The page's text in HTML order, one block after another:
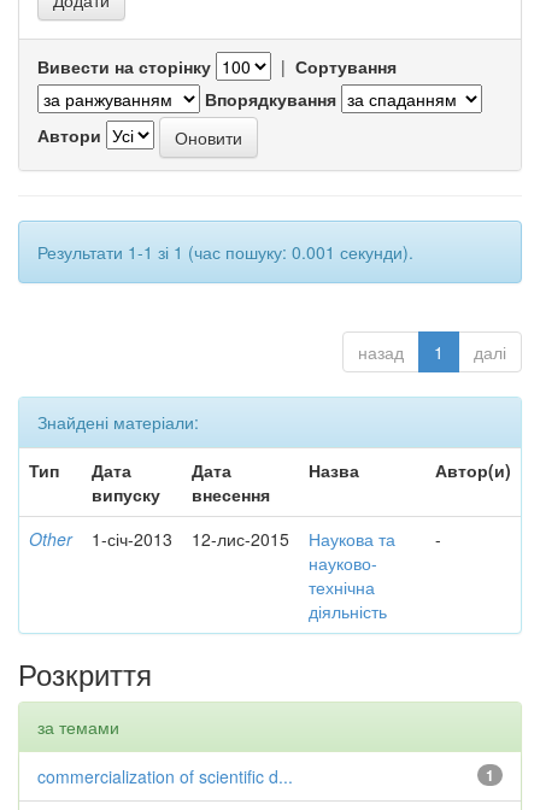
Вивести на сторінку | Сортування
Впорядкування
Автори
Результати 1-1 зі 1 (час пошуку: 0.001 секунди).
назад 1 далі
Знайдені матеріали:
Тип
Дата
випуску
Дата
внесення
Назва Автор(и)
Other 1-січ-2013 12-лис-2015
Наукова та
науково-
технічна
діяльність
-
Розкриття
за темами
1
commercialization of scientific d...